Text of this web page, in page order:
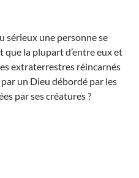
sérieux une personne se
que la plupart d’entre eux et
extraterrestres réincarnés
un Dieu débordé par les
par ses créatures ?